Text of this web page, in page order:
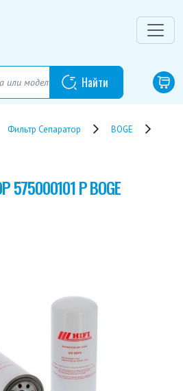
Фильтр Сепаратор
BOGE
575000101 P BOGE